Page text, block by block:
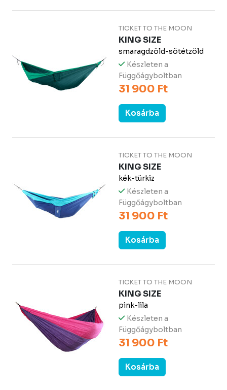
TICKET TO THE MOON
KING SIZE
smaragdzöld-sötétzöld
Készleten a
Függőágyboltban
31 900 Ft
Kosárba
TICKET TO THE MOON
KING SIZE
kék-türkiz
Készleten a
Függőágyboltban
31 900 Ft
Kosárba
TICKET TO THE MOON
KING SIZE
pink-lila
Készleten a
Függőágyboltban
31 900 Ft
Kosárba